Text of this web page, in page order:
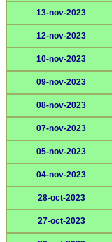
13-nov-2023
12-nov-2023
10-nov-2023
09-nov-2023
08-nov-2023
07-nov-2023
05-nov-2023
04-nov-2023
28-oct-2023
27-oct-2023